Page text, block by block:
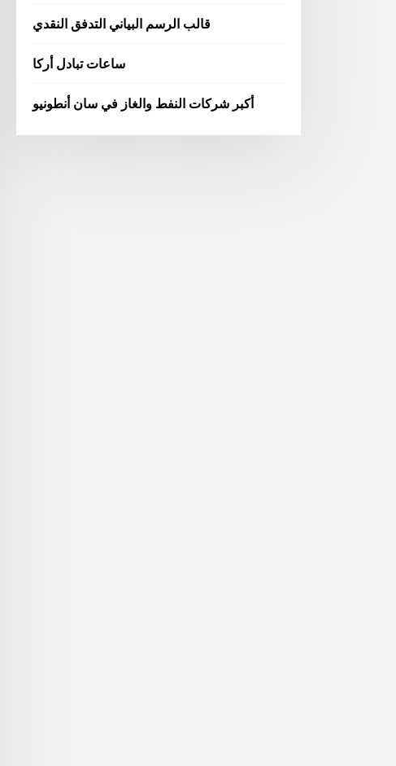
قالب الرسم البياني التدفق النقدي
ساعات تبادل أركا
أكبر شركات النفط والغاز في سان أنطونيو